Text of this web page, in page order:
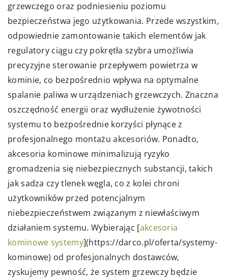
grzewczego oraz podniesieniu poziomu
bezpieczeństwa jego użytkowania. Przede wszystkim,
odpowiednie zamontowanie takich elementów jak
regulatory ciągu czy pokrętła szybra umożliwia
precyzyjne sterowanie przepływem powietrza w
kominie, co bezpośrednio wpływa na optymalne
spalanie paliwa w urządzeniach grzewczych. Znaczna
oszczędność energii oraz wydłużenie żywotności
systemu to bezpośrednie korzyści płynące z
profesjonalnego montażu akcesoriów. Ponadto,
akcesoria kominowe minimalizują ryzyko
gromadzenia się niebezpiecznych substancji, takich
jak sadza czy tlenek węgla, co z kolei chroni
użytkowników przed potencjalnym
niebezpieczeństwem związanym z niewłaściwym
działaniem systemu. Wybierając [akcesoria
kominowe systemy](https://darco.pl/oferta/systemy-
kominowe) od profesjonalnych dostawców,
zyskujemy pewność, że system grzewczy będzie